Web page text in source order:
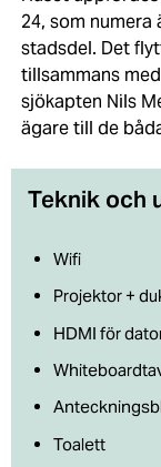
24, som numera
stadsdel. Det
tillsammans
sjökapten Nils
ägare till de
Teknik och
Wifi
Projektor +
HDMI för
Toalett